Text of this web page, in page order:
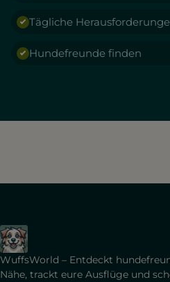
Tägliche
Hundefreunde finden
WuffsWorld – Entdeckt
Nähe, trackt eure Ausflüge und